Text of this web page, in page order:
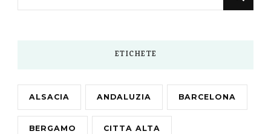
ETICHETE
ALSACIA ANDALUZIA BARCELONA
BERGAMO CITTA ALTA